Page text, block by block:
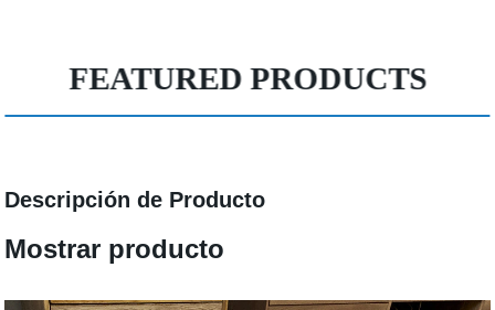
FEATURED PRODUCTS
Descripción de Producto
Mostrar producto